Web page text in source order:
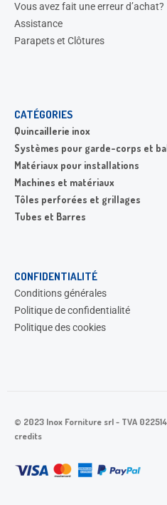
Vous avez fait une erreur d’achat?
Assistance
Parapets et Clôtures
CATÉGORIES
Quincaillerie inox
Systèmes pour garde-corps et
Matériaux pour installations
Machines et matériaux
Tôles perforées et grillages
Tubes et Barres
CONFIDENTIALITÉ
Conditions générales
Politique de confidentialité
Politique des cookies
© 2023 Inox Forniture srl - TVA
credits